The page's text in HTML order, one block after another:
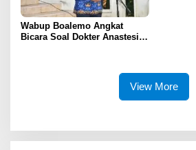
Wabup Boalemo Angkat
Bicara Soal Dokter Anastesi
View More